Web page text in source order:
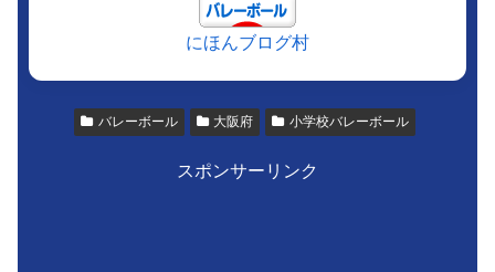
にほんブログ村
バレーボール 大阪府 小学校バレーボール
スポンサーリンク